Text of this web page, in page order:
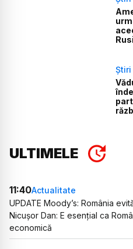
Știri
ULTIMELE
11:40Actualitate
UPDATE Moody’s: România
Nicușor Dan: E esențial ca
economică